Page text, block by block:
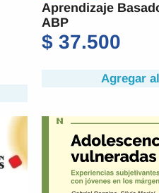
Aprendizaje
ABP
$ 37.500
Agregar